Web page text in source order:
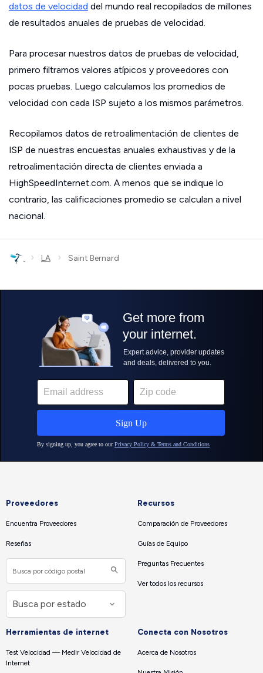
datos de velocidad del mundo real recopilados de millones
de resultados anuales de pruebas de velocidad.
Para procesar nuestros datos de pruebas de velocidad,
primero filtramos valores atípicos y proveedores con
pocas pruebas. Luego calculamos los promedios de
velocidad con cada ISP sujeto a los mismos parámetros.
Recopilamos datos de retroalimentación de clientes de
ISP de nuestras encuestas anuales exhaustivas y de la
retroalimentación directa de clientes enviada a
HighSpeedInternet.com. A menos que se indique lo
contrario, las calificaciones promedio se calculan a nivel
nacional.
› LA › Saint Bernard
Proveedores
Encuentra Proveedores
Reseñas
Recursos
Comparación de Proveedores
Guías de Equipo
Preguntas Frecuentes
Ver todos los recursos
Herramientas de internet
Test Velocidad — Medir Velocidad de
Internet
Conecta con Nosotros
Acerca de Nosotros